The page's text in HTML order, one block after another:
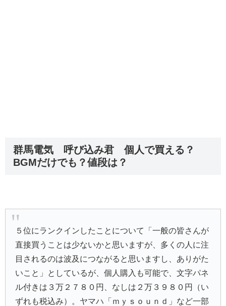
群馬電気 呼び込み君 個人で買える？
BGMだけでも？値段は？
５位にランクインしたことについて「一般の皆さんが
直接買うことは少ないかと思いますが、多くの人に注
目されるのは波及につながると思いますし、ありがた
いこと」としているが、個人購入も可能で、文字パネ
ル付きは３万２７８０円、なしは２万３９８０円（い
ずれも税込み）。ヤマハ「ｍｙｓｏｕｎｄ」など一部